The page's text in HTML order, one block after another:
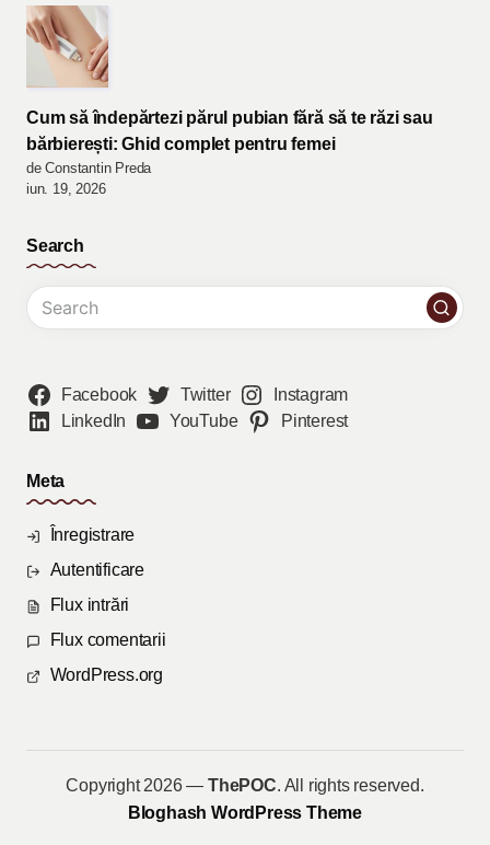
Cum să îndepărtezi părul pubian fără să te răzi sau
bărbierești: Ghid complet pentru femei
de Constantin Preda
iun. 19, 2026
Search
Facebook Twitter
Instagram
LinkedIn
YouTube Pinterest
Meta
Înregistrare
Autentificare
Flux intrări
Flux comentarii
WordPress.org
Copyright 2026 —ThePOC. All rights reserved.
Bloghash WordPress Theme